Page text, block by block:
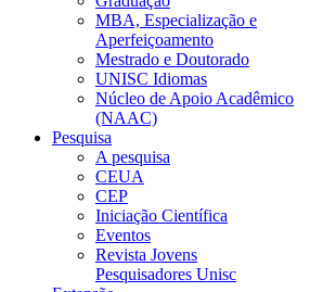
MBA, Especialização e
Aperfeiçoamento
Mestrado e Doutorado
UNISC Idiomas
Núcleo de Apoio Acadêmico
(NAAC)
Pesquisa
A pesquisa
CEUA
CEP
Iniciação Científica
Eventos
Revista Jovens
Pesquisadores Unisc